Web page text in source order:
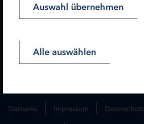
Auswahl übernehmen
Alle auswählen
Newsletter
Startseite Impressum Datenschutz